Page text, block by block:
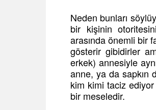
Neden bunları
bir kişinin
arasında önemli bir
gösterir gibidirler
erkek) annesiyle
anne, ya da sapkın
kim kimi taciz
bir meseledir.